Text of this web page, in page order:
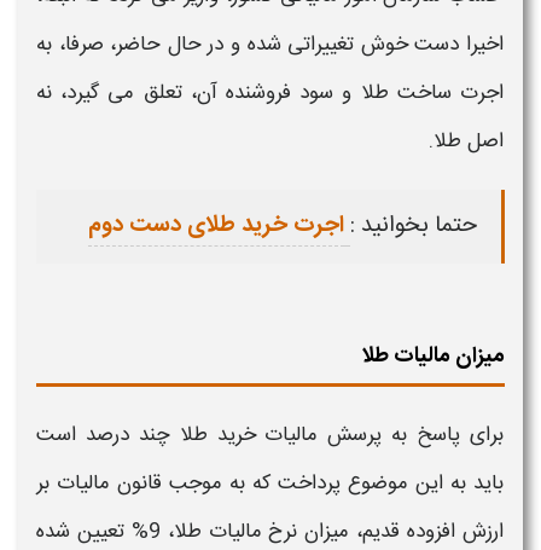
اخیرا دست خوش تغییراتی شده و در حال حاضر، صرفا، به
اجرت ساخت طلا و سود فروشنده آن، تعلق می گیرد، نه
اصل طلا.
حتما بخوانید :اجرت خرید طلای دست دوم
میزان مالیات طلا
برای پاسخ به پرسشمالیات خرید طلا چند درصد است
باید به این موضوع پرداخت که به موجب قانون مالیات بر
ارزش افزوده قدیم، میزان نرخ مالیات طلا
، 9% تعیین شده